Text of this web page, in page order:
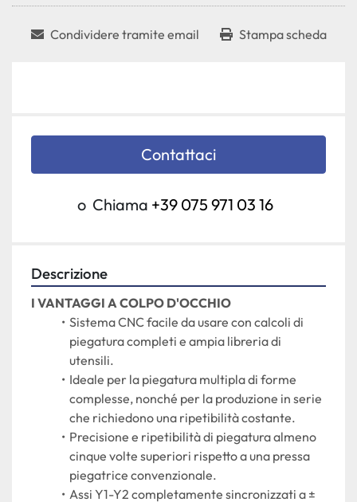
Condividere tramite email Stampa scheda
Contattaci
o Chiama +39 075 971 03 16
Descrizione
I VANTAGGI A COLPO D'OCCHIO
Sistema CNC facile da usare con calcoli di
piegatura completi e ampia libreria di
utensili.
Ideale per la piegatura multipla di forme
complesse, nonché per la produzione in serie
che richiedono una ripetibilità costante.
Precisione e ripetibilità di piegatura almeno
cinque volte superiori rispetto a una pressa
piegatrice convenzionale.
Assi Y1-Y2 completamente sincronizzati a ±